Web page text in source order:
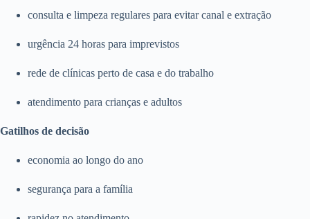
consulta e limpeza regulares para evitar canal e extração
urgência 24 horas para imprevistos
rede de clínicas perto de casa e do trabalho
atendimento para crianças e adultos
Gatilhos de decisão
economia ao longo do ano
segurança para a família